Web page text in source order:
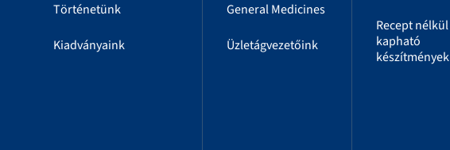
Történetünk
Kiadványaink
General Medicines
Üzletágvezetőink
Recept nélkül
kapható
készítmények